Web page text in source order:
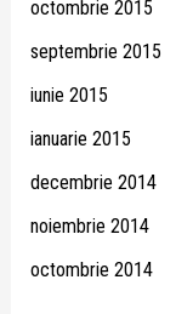
octombrie 2015
septembrie 2015
iunie 2015
ianuarie 2015
decembrie 2014
noiembrie 2014
octombrie 2014